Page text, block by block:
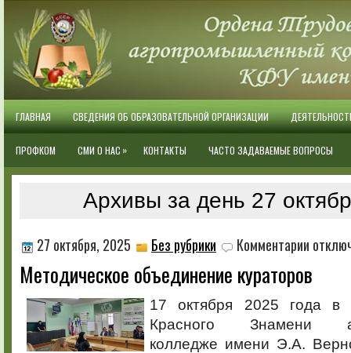
ГЛАВНАЯ СВЕДЕНИЯ ОБ ОБРАЗОВАТЕЛЬНОЙ ОРГАНИЗАЦИИ
ПРОФКОМ СМИ О НАС » КОНТАКТЫ ЧАСТО ЗАДАВАЕМЫЕ ВОПРОСЫ
Архивы за день 27
27 октября, 2025 Без рубрики Комментарии записи
Методическое объединение кураторов
17 октября 2025 года в
Красного Знамени
колледже имени Э.А.